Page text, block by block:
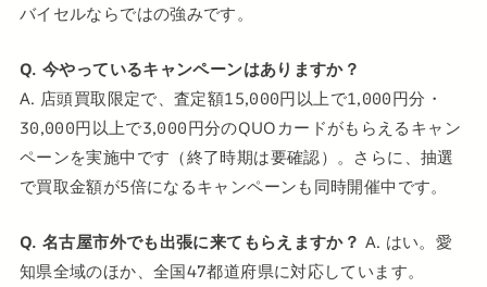
バイセルならではの強みです。
Q. 今やっているキャンペーンはありますか？
A. 店頭買取限定で、査定額15,000円以上で1,000円分・
30,000円以上で3,000円分のQUOカードがもらえるキャン
ペーンを実施中です（終了時期は要確認）。さらに、抽選
で買取金額が5倍になるキャンペーンも同時開催中です。
Q. 名古屋市外でも出張に来てもらえますか？ A. はい。愛
知県全域のほか、全国47都道府県に対応しています。